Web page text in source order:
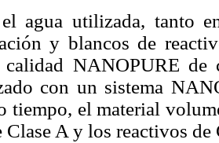
agua utilizada, tanto
y blancos de
calidad NANOPURE
con un sistema
tiempo, el material
Clase A y los reactivos